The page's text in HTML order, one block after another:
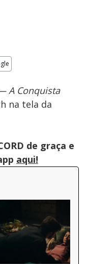
A Conquista
na tela da
de graça e
aqui!